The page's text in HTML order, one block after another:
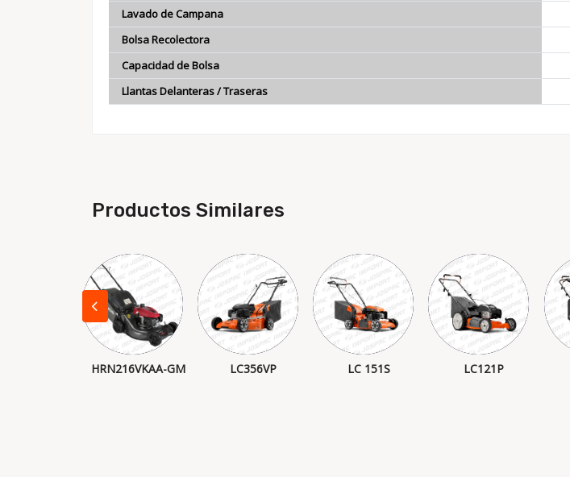
Lavado de Campana
Bolsa Recolectora
Capacidad de Bolsa
Llantas Delanteras / Traseras
Productos Similares
HRN216VKAA-GM LC356VP LC 151S LC121P